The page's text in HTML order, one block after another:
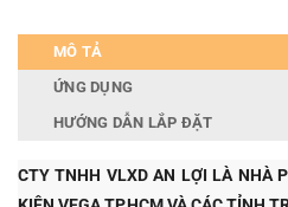
MÔ TẢ
ỨNG DỤNG
HƯỚNG DẪN LẮP ĐẶT
CTY TNHH VLXD AN LỢI LÀ NHÀ